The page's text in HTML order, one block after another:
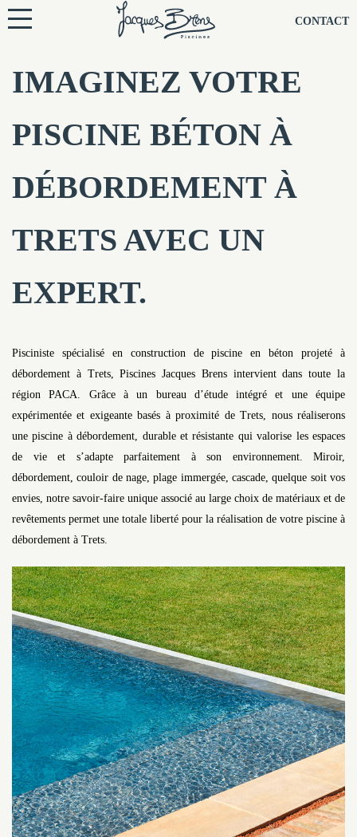
CONTACT
IMAGINEZ VOTRE
PISCINE BÉTON À
DÉBORDEMENT À
TRETS AVEC UN
EXPERT.
Pisciniste spécialisé en construction de piscine en béton projeté à
débordement à Trets, Piscines Jacques Brens intervient dans toute la
région PACA. Grâce à un bureau d’étude intégré et une équipe
expérimentée et exigeante basés à proximité de Trets, nous réaliserons
une piscine à débordement, durable et résistante qui valorise les espaces
de vie et s’adapte parfaitement à son environnement. Miroir,
débordement, couloir de nage, plage immergée, cascade, quelque soit vos
envies, notre savoir-faire unique associé au large choix de matériaux et de
revêtements permet une totale liberté pour la réalisation de votre piscine à
débordement à Trets.
NOS PISCINES
NOTRE TECHNIQUE
NOS CONSEILS
NOS AGENCES
CONTACTEZ-NOUS